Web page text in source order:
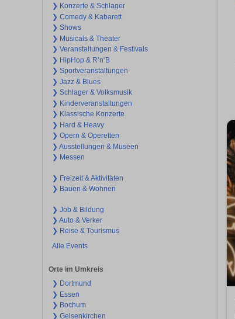
❯ Konzerte & Schlager
❯ Comedy & Kabarett
❯ Shows
❯ Musicals & Theater
❯ Veranstaltungen & Festivals
❯ HipHop & R’n‘B
❯ Sportveranstaltungen
❯ Jazz & Blues
❯ Schlager & Volksmusik
❯ Kinderveranstaltungen
❯ Klassische Konzerte
❯ Hard & Heavy
❯ Opern & Operetten
❯ Ausstellungen & Museen
❯ Messen
❯ Freizeit & Aktivitäten
❯ Bauen & Wohnen
❯ Job & Bildung
❯ Auto & Verker
❯ Reise & Tourismus
Alle Events
Orte im Umkreis
❯ Dortmund
❯ Essen
❯ Bochum
❯ Gelsenkirchen